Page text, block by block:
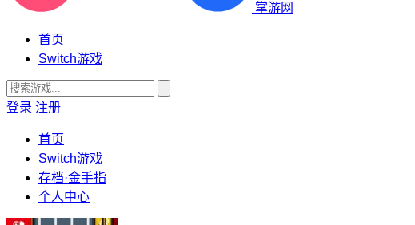
掌游网
首页
Switch游戏
登录 注册
首页
Switch游戏
存档·金手指
个人中心